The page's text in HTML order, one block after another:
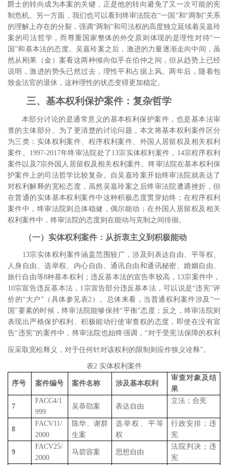
爵士的转向成为本案的关键，正是他的转向避免了又一次可能的宪
制危机。另一方面，我们也可以看到终审法院在“一国”和“两制”关系
的理解上存在的分裂，强调“两制”和司法权的高度独立延续着吴嘉玲
案的司法哲学，而尊重国家整体的外交原则体现的是理性对待“一
国”和基本法的态度。吴嘉玲案之后，激进的力量逐渐走向中间，虽
然从刚果（金）案看这两种倾向似乎在伯仲之间，但从趋势上已经
说明，激进的势头已然过去，理性平和占据上风。两年后，随着包
致金法官的退休，这种理性的状态变得更加稳定。
三、基本权利保护案件：复杂哲学
本部分讨论的是通常意义的基本权利保护案件，也是基本法审
查的主体部分。为了更清楚的讨论问题，本文将基本权利案件区分
为三类：实体权利案件、程序权利案件、外国人居留权及相关权利
案件。 1997-2017年终审法院处了 13宗实体权利案件， 14宗程序权利
案件以及 7宗外国人居留权及相关权利案件。终审法院在基本权利保
护案件上的司法哲学比较复杂。自吴嘉玲案开始终审法院就表达了
对权利解释的宽松态度，虽然吴嘉玲案之后终审法院遭遇挫折，但
在普通的实体基本权利案件中这种积极态度贯穿始终；在程序权利
案件中，终审法院则总体稳健，偶尔能动；在外国人居留权及相关
权利案件中，终审法院的态度则在能动与克制之间徘徊。
（一）实体权利案件：从折衷主义到积极能动
13宗实体权利案件涵盖范围较广，涉及到表达自由、平等权、
人身自由、选举权、内心自由、通讯自由和通讯秘密、婚姻自由、
旅行自由等8种基本权利；违反基本法的宣告率较高， 13宗案件中，
10宗宣告违反基本法， 1 宗宣告部分违反基本法，可以说是“违宪”评
价的“大户”（具体参见表2 ）。总体来看，当普通权利案件涉及“一
国”要素的时候，终审法院能够保持“平衡”态度；反之，终审法院则
表现出严格保护权利、积极能动行使审查权的态度，即使在没有宣
告“违宪”的案件中，终审法院也始终强调，“对于受宪法保障的权利
应采取宽松释义，对于任何针对该权利的限制则应作狭义诠释”。
表2 实体权利案件
序号 案件编号 案件名称 涉及基本权利
审查对象及结
果
7
FACC4/1
999
吴恭劭案 表达自由
立法；合宪
8
FACV11/
2000
陈华、谢群
生案
选举权、平等
权
行政安排；违
宪
9
FACV25/
2000
马碧容案 思想自由
法院判决；违
宪